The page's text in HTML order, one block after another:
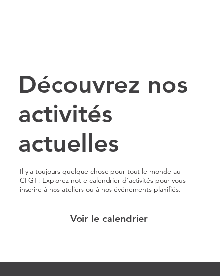
Découvrez nos
activités
actuelles
Il y a toujours quelque chose pour tout le monde au
CFGT! Explorez notre calendrier d’activités pour vous
inscrire à nos ateliers ou à nos événements planifiés.
Voir le calendrier